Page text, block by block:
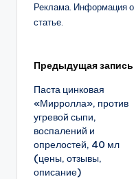
Реклама. Информация
статье.
Навигация
записи
Предыдущая запись
Паста цинковая
«Мирролла», против
угревой сыпи,
воспалений и
опрелостей, 40 мл
(цены, отзывы,
описание)